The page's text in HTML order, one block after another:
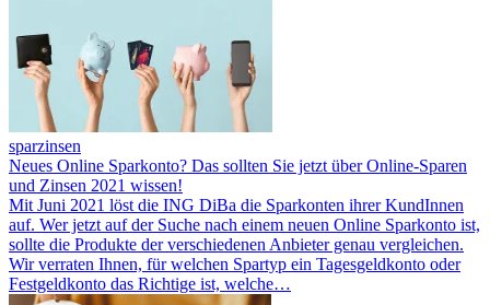
sparzinsen
Neues Online Sparkonto? Das sollten Sie jetzt über Online-Sparen
und Zinsen 2021 wissen!
Mit Juni 2021 löst die ING DiBa die Sparkonten ihrer KundInnen
auf. Wer jetzt auf der Suche nach einem neuen Online Sparkonto ist,
sollte die Produkte der verschiedenen Anbieter genau vergleichen.
Wir verraten Ihnen, für welchen Spartyp ein Tagesgeldkonto oder
Festgeldkonto das Richtige ist, welche…